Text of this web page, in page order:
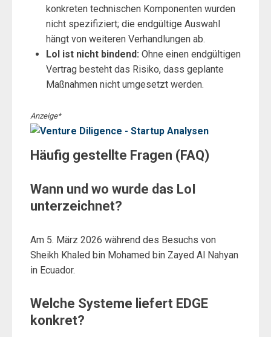
konkreten technischen Komponenten wurden
nicht spezifiziert; die endgültige Auswahl
hängt von weiteren Verhandlungen ab.
LoI ist nicht bindend: Ohne einen endgültigen
Vertrag besteht das Risiko, dass geplante
Maßnahmen nicht umgesetzt werden.
Anzeige*
Häufig gestellte Fragen (FAQ)
Wann und wo wurde das LoI
unterzeichnet?
Am 5. März 2026 während des Besuchs von
Sheikh Khaled bin Mohamed bin Zayed Al Nahyan
in Ecuador.
Welche Systeme liefert EDGE
konkret?